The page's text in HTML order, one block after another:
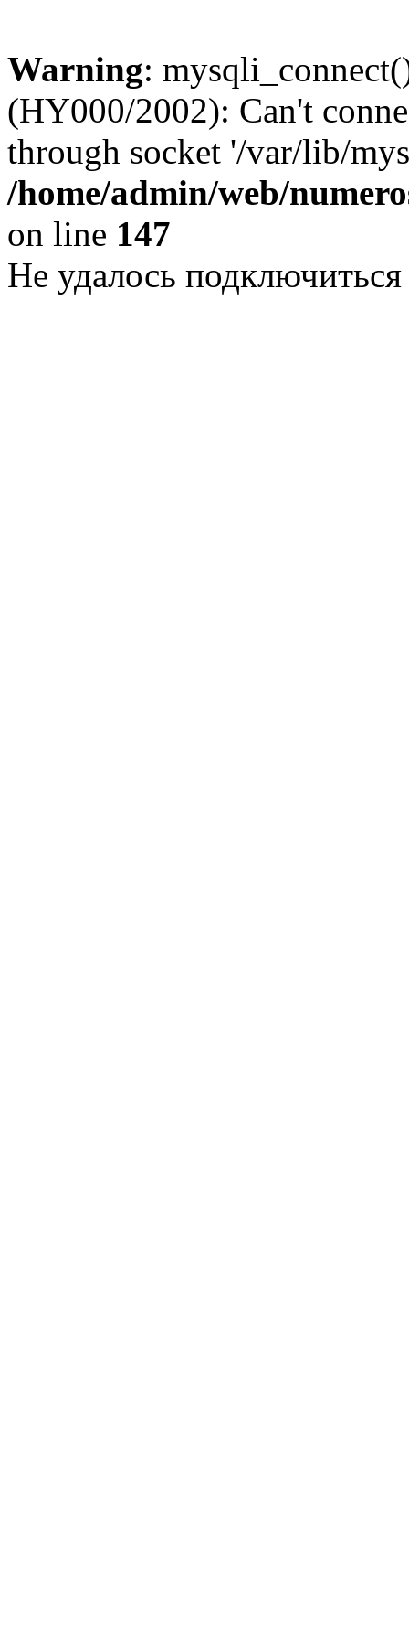
Warning:
(HY000/2002): Can't
through socket '/var/lib/
/home/admin/web/
on line 147
Не удалось